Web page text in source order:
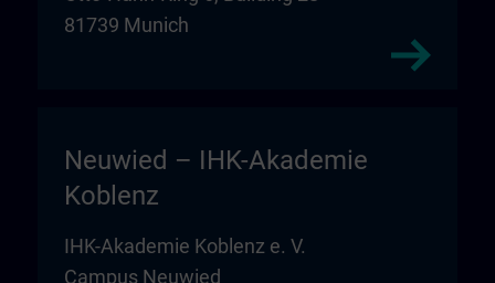
81739 Munich
Neuwied – IHK-Akademie
Koblenz
IHK-Akademie Koblenz e. V.
Campus Neuwied